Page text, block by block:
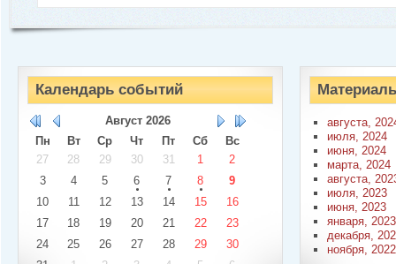
Календарь событий
Август 2026
Пн
Вт Ср Чт Пт Сб
Вс
27
28 29 30 31 1
2
3
4 5 6 7 8
9
10
11 12 13 14 15
16
17
18 19 20 21 22
23
24
25 26 27 28 29
30
августа,
июля, 2024
июня, 2024
марта, 2024
августа,
июля, 2023
июня, 2023
января, 2023
декабря,
ноября, 2022